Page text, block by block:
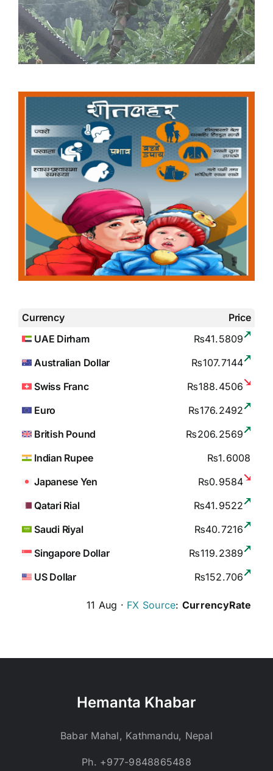
Currency
Price
UAE Dirham
₨41.5809
Australian Dollar
₨107.7144
Swiss Franc
₨188.4506
Euro
₨176.2492
British Pound
₨206.2569
Indian Rupee
₨1.6008
Japanese Yen
₨0.9584
Qatari Rial
₨41.9522
Saudi Riyal
₨40.7216
Singapore Dollar
₨119.2389
US Dollar
₨152.706
11 Aug · FX Source: CurrencyRate
Hemanta Khabar
Babar Mahal, Kathmandu, Nepal
Ph. +977-9848865488